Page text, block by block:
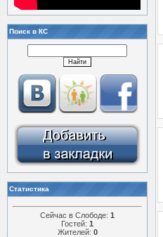
Поиск в КС
Статистика
Сейчас в Слободе: 1
Гостей: 1
Жителей: 0